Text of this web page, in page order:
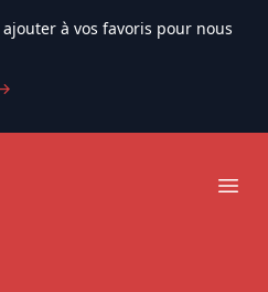
à vos favoris pour nous